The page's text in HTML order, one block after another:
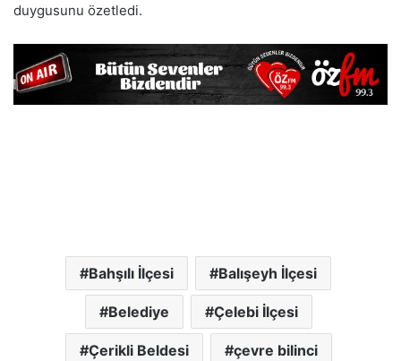
duygusunu özetledi.
Bahşılı İlçesi Balışeyh İlçesi
Belediye Çelebi İlçesi
Çerikli Beldesi çevre bilinci